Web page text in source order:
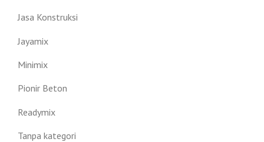
Jasa Konstruksi
Jayamix
Minimix
Pionir Beton
Readymix
Tanpa kategori